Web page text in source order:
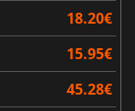
18.20€
15.95€
45.28€